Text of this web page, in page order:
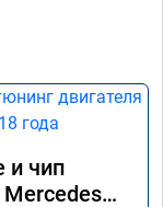
и чип
Mercedes